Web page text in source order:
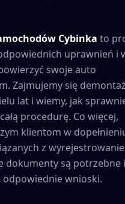
Cybinka to
uprawnień i
swoje auto
Zajmujemy się
lat i wiemy, jak
procedurę. Co więcej,
klientom w
z
dokumenty są potrzebne
odpowiednie wnioski.